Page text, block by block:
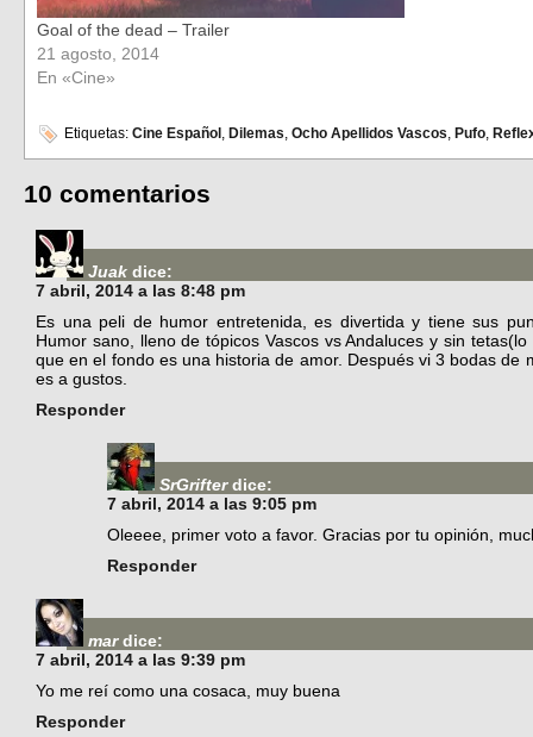
Goal of the dead – Trailer
21 agosto, 2014
En «Cine»
Etiquetas: Cine Español , Dilemas, Ocho Apellidos Vascos, Pufo,
10 comentarios
Juak dice:
7 abril, 2014 a las 8:48 pm
Es una peli de humor entretenida, es divertida y tiene sus
Humor sano, lleno de tópicos Vascos vs Andaluces y sin
que en el fondo es una historia de amor. Después vi 3 bodas de
es a gustos.
Responder
SrGrifter dice:
7 abril, 2014 a las 9:05 pm
Oleeee, primer voto a favor. Gracias por tu opinión,
Responder
mar dice:
7 abril, 2014 a las 9:39 pm
Yo me reí como una cosaca, muy buena
Responder